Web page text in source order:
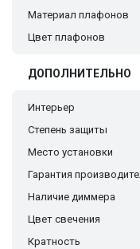
Материал плафонов
Цвет плафонов
ДОПОЛНИТЕЛЬНО
Интерьер
Степень защиты
Место установки
Гарантия
Наличие диммера
Цвет свечения
Кратность